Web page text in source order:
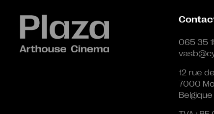
065 35
12 rue
7000
Belgique